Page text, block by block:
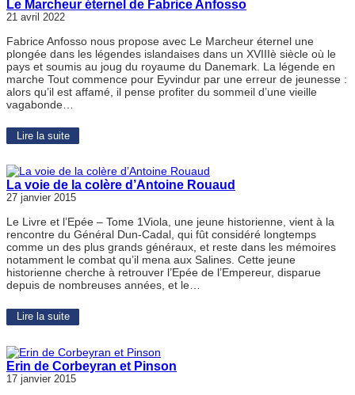
Le Marcheur éternel de Fabrice Anfosso
21 avril 2022
Fabrice Anfosso nous propose avec Le Marcheur éternel une
plongée dans les légendes islandaises dans un XVIIIè siècle où le
pays et soumis au joug du royaume du Danemark. La légende en
marche Tout commence pour Eyvindur par une erreur de jeunesse :
alors qu’il est affamé, il pense profiter du sommeil d’une vieille
vagabonde…
Lire la suite
La voie de la colère d’Antoine Rouaud
27 janvier 2015
Le Livre et l’Epée – Tome 1Viola, une jeune historienne, vient à la
rencontre du Général Dun-Cadal, qui fût considéré longtemps
comme un des plus grands généraux, et reste dans les mémoires
notamment le combat qu’il mena aux Salines. Cette jeune
historienne cherche à retrouver l’Epée de l’Empereur, disparue
depuis de nombreuses années, et le…
Lire la suite
Erin de Corbeyran et Pinson
17 janvier 2015